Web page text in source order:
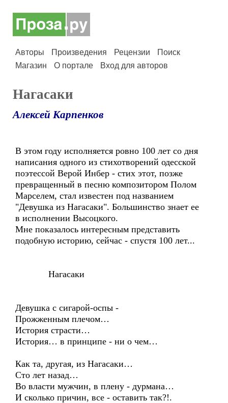
Авторы Произведения Рецензии
Поиск
Магазин
О портале Вход для авторов
Нагасаки
Алексей Карпенков
В этом году исполняется ровно 100 лет со дня
написания одного из стихотворений одесской
поэтессой Верой Инбер - стих этот, позже
превращенный в песню композитором Полом
Марселем, стал известен под названием
"Девушка из Нагасаки". Большинство знает ее
в исполнении Высоцкого.
Мне показалось интересным представить
подобную историю, сейчас - спустя 100 лет...
Нагасаки
Девушка с сигарой-оспы -
Прожженным плечом…
История страсти…
История… в принципе - ни о чем…
Как та, другая, из Нагасаки…
Сто лет назад…
Во власти мужчин, в плену - дурмана…
И сколько причин, все - оставить так?!.